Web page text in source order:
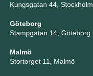
Kungsgatan 44, Stockholm
Göteborg
Stampgatan 14, Göteborg
Malmö
Stortorget 11, Malmö